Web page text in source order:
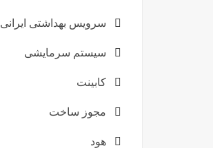
سرویس بهداشتی ایرانی
سیستم سرمایشی
کابینت
مجوز ساخت
هود